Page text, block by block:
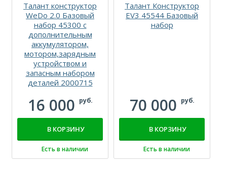
Талант конструктор
WeDo 2.0 Базовый
набор 45300 с
дополнительным
аккумулятором,
мотором,зарядным
устройством и
запасным набором
деталей 2000715
16 000 руб.
В КОРЗИНУ
Есть в наличии
Талант Конструктор
EV3 45544 Базовый
набор
70 000 руб.
В КОРЗИНУ
Есть в наличии